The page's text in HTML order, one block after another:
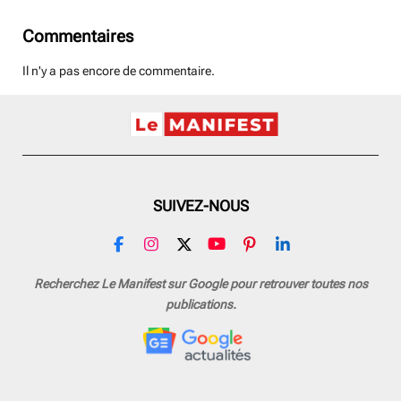
Commentaires
Il n'y a pas encore de commentaire.
SUIVEZ-NOUS
F
c
I
s
r
a
X
Y
u
T
u
e
P
n
s
t
L
n
Recherchez Le Manifest sur Google pour retrouver toutes nos
publications.